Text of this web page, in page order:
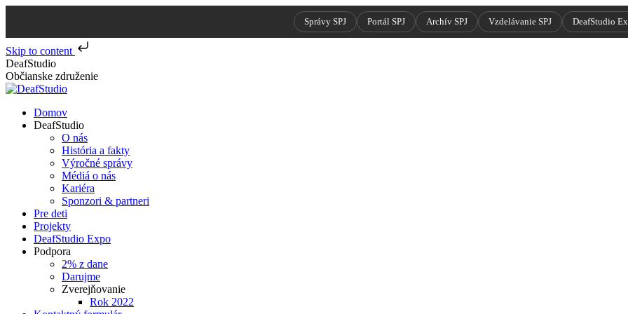
Správy SPJ Portál SPJ Archív SPJ Vzdelávanie SPJ DeafStudio
Skip to content
Skip
to
content
DeafStudio
Občianske združenie
Domov
DeafStudio
O nás
História a fakty
Výročné správy
Médiá o nás
Kariéra
Sponzori & partneri
Pre deti
Projekty
DeafStudio Expo
Podpora
2% z dane
Darujme
Zverejňovanie
Rok 2022